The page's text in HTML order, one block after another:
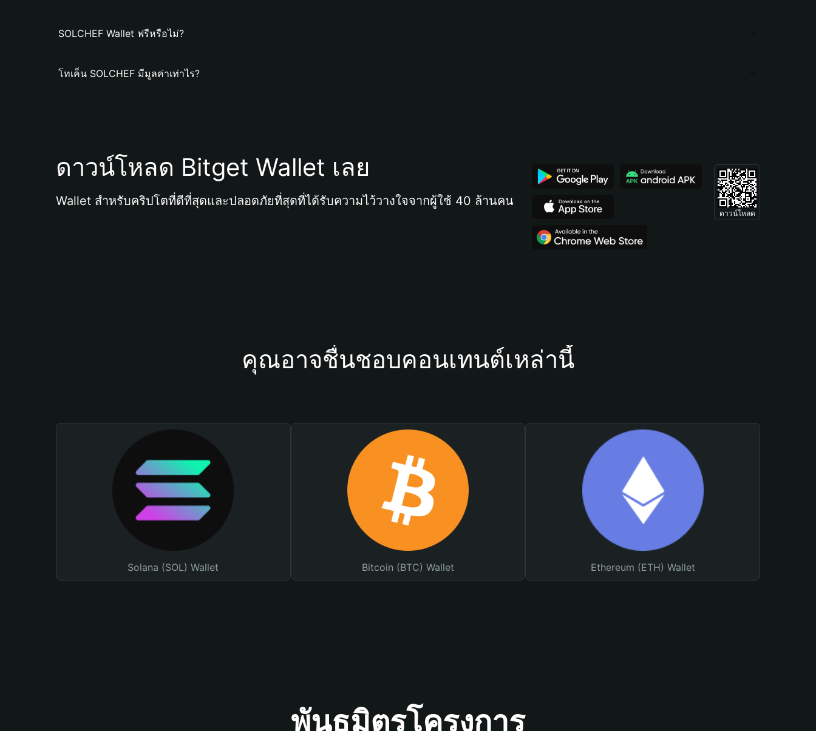
SOLCHEF Wallet ฟรีหรือไม่?
โทเค็น SOLCHEF มีมูลค่าเท่าไร?
ดาวน์โหลด Bitget Wallet เลย
Wallet สำหรับคริปโตที่ดีที่สุดและปลอดภัยที่สุดที่ได้รับความไว้วางใจจากผู้ใช้ 40 ล้านคน
ดาวน์โหลด
คุณอาจชื่นชอบคอนเทนต์เหล่านี้
Solana (SOL) Wallet Bitcoin (BTC) Wallet Ethereum (ETH) Wallet
พันธมิตรโครงการ